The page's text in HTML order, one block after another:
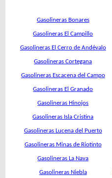
Gasolineras Bonares
Gasolineras El Campillo
Gasolineras El Cerro de Andévalo
Gasolineras Cortegana
Gasolineras Escacena del Campo
Gasolineras El Granado
Gasolineras Hinojos
Gasolineras Isla Cristina
Gasolineras Lucena del Puerto
Gasolineras Minas de Riotinto
Gasolineras La Nava
Gasolineras Niebla